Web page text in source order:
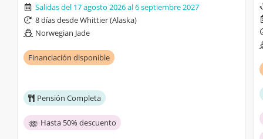
Salidas del 17 agosto 2026 al 6 septiembre 2027
8 días desde Whittier (Alaska)
Norwegian Jade
Financiación disponible
Pensión Completa
Hasta 50% descuento